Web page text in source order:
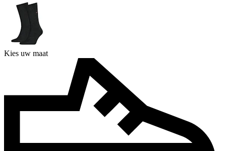
Kies uw maat